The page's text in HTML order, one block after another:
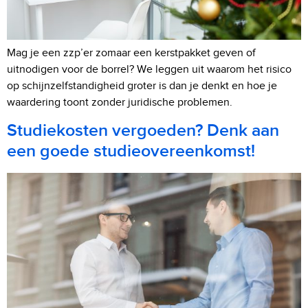
Mag je een zzp’er zomaar een kerstpakket geven of
uitnodigen voor de borrel? We leggen uit waarom het risico
op schijnzelfstandigheid groter is dan je denkt en hoe je
waardering toont zonder juridische problemen.
Studiekosten vergoeden? Denk aan
een goede studieovereenkomst!